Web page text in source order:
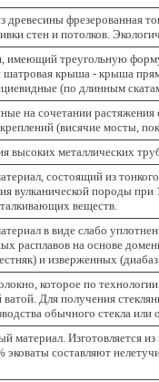
фрезерованная
стен и потолков.
имеющий треугольную
шатровая крыша - крыша
(по длинным
на сочетании
(висячие мосты,
высоких металлических
состоящий из
вулканической породы
веществ.
в виде слабо
расплавов на основе
и изверженных
которое по
Для получения
обычного стекла
материал. Изготовляется
эковаты составляют